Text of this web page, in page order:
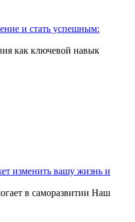
и стать успешным:
как ключевой навык
изменить вашу жизнь и
в саморазвитии Наш